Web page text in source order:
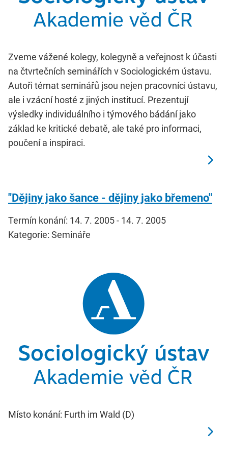
Zveme vážené kolegy, kolegyně a veřejnost k účasti
na čtvrtečních seminářích v Sociologickém ústavu.
Autoři témat seminářů jsou nejen pracovníci ústavu,
ale i vzácní hosté z jiných institucí. Prezentují
výsledky individuálního i týmového bádání jako
základ ke kritické debatě, ale také pro informaci,
poučení a inspiraci.
"Dějiny jako šance - dějiny jako břemeno"
Termín konání: 14. 7. 2005 - 14. 7. 2005
Kategorie: Semináře
Místo konání: Furth im Wald (D)